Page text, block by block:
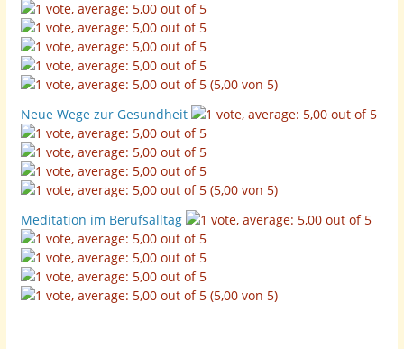
(5,00 von 5)
Neue Wege zur Gesundheit
(5,00 von 5)
Meditation im Berufsalltag
(5,00 von 5)